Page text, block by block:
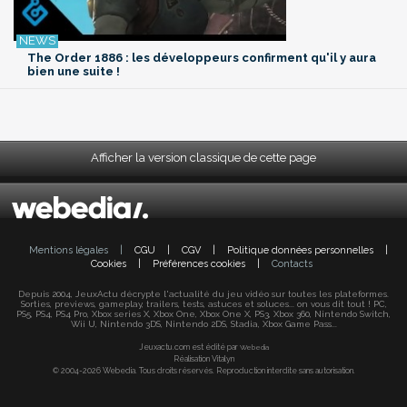
The Order 1886 : les développeurs confirment qu'il y aura
bien une suite !
Afficher la version classique de cette page
Mentions légales CGU CGV Politique données personnelles
Cookies
Préférences cookies Contacts
Depuis 2004, JeuxActu décrypte l'actualité du jeu vidéo sur toutes les plateformes.
Sorties, previews, gameplay, trailers, tests, astuces et soluces... on vous dit tout ! PC,
PS5, PS4, PS4 Pro, Xbox series X, Xbox One, Xbox One X, PS3, Xbox 360, Nintendo Switch,
Wii U, Nintendo 3DS, Nintendo 2DS, Stadia, Xbox Game Pass...
Jeuxactu.com est édité par Webedia
Réalisation Vitalyn
© 2004-2026 Webedia. Tous droits réservés. Reproduction interdite sans autorisation.